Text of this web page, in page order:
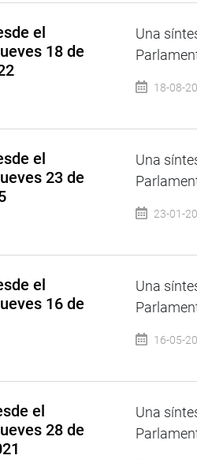
el
18 de
Una
18-08-
el
23 de
Una
23-01-
el
16 de
Una
16-05-
el
28 de
Una